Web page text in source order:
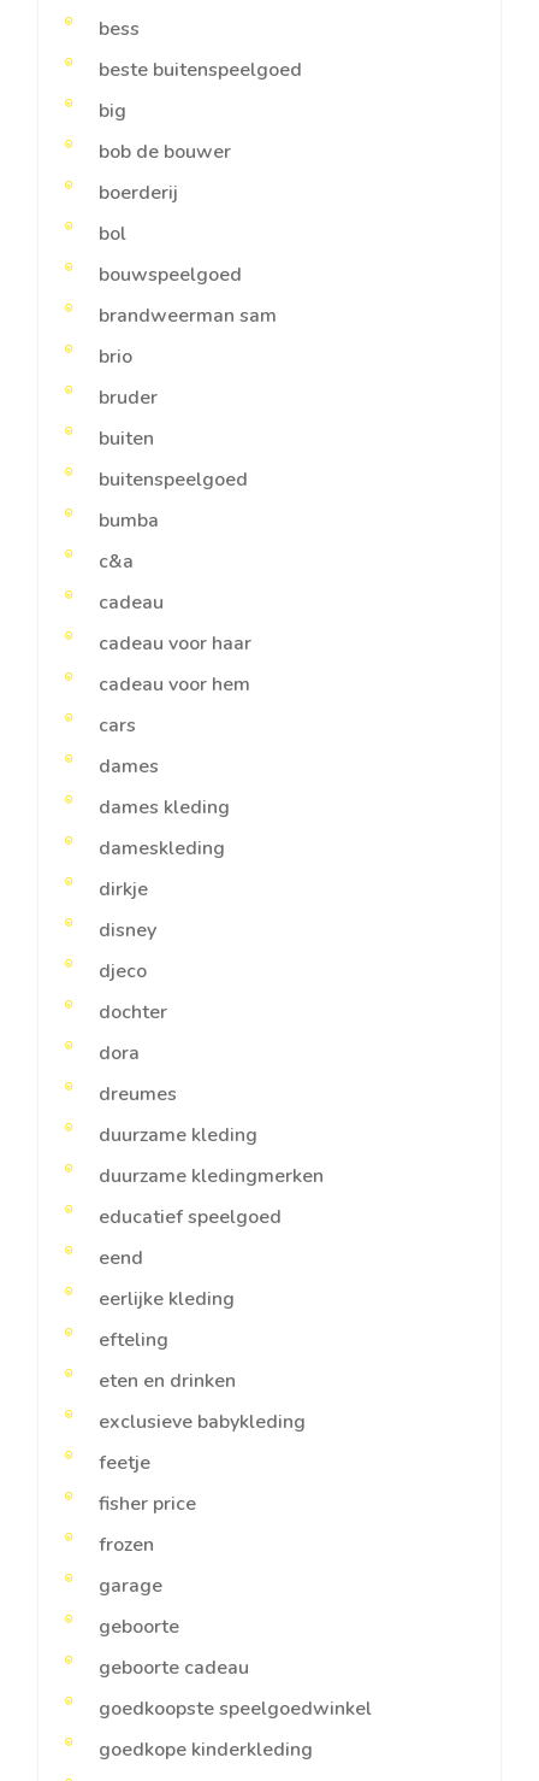
bess
beste buitenspeelgoed
big
bob de bouwer
boerderij
bol
bouwspeelgoed
brandweerman sam
brio
bruder
buiten
buitenspeelgoed
bumba
c&a
cadeau
cadeau voor haar
cadeau voor hem
cars
dames
dames kleding
dameskleding
dirkje
disney
djeco
dochter
dora
dreumes
duurzame kleding
duurzame kledingmerken
educatief speelgoed
eend
eerlijke kleding
efteling
eten en drinken
exclusieve babykleding
feetje
fisher price
frozen
garage
geboorte
geboorte cadeau
goedkoopste speelgoedwinkel
goedkope kinderkleding